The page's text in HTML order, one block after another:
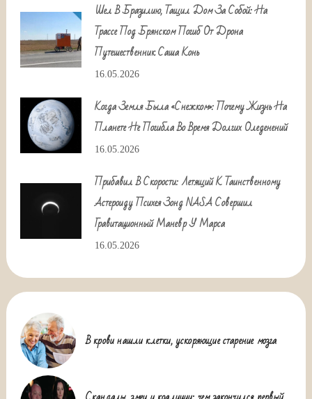
Шел В Бразилию, Тащил Дом За Собой: На
Трассе Под Брянском Погиб От Дрона
Путешественник Саша Конь
16.05.2026
Когда Земля Была «снежком»: Почему Жизнь На
Планете Не Погибла Во Время Долгих Оледенений
16.05.2026
Прибавил В Скорости: Летящий К Таинственному
Астероиду Психея Зонд NASA Совершил
Гравитационный Маневр У Марса
16.05.2026
В крови нашли клетки, ускоряющие старение мозга